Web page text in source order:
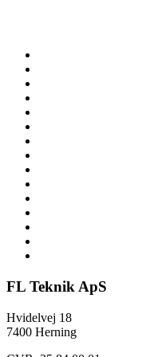
FL Teknik ApS
Hvidelvej 18
7400 Herning